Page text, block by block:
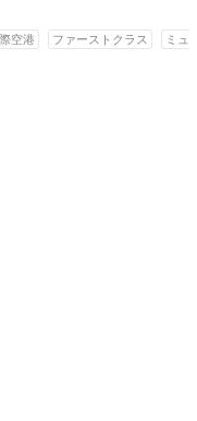
空港 ファーストクラス ミュ